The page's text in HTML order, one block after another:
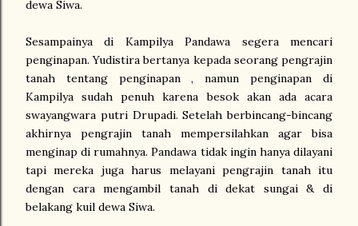
dewa Siwa.
Sesampainya di Kampilya Pandawa segera mencari
penginapan. Yudistira bertanya kepada seorang pengrajin
tanah tentang penginapan , namun penginapan di
Kampilya sudah penuh karena besok akan ada acara
swayangwara putri Drupadi. Setelah berbincang-bincang
akhirnya pengrajin tanah mempersilahkan agar bisa
menginap di rumahnya. Pandawa tidak ingin hanya dilayani
tapi mereka juga harus melayani pengrajin tanah itu
dengan cara mengambil tanah di dekat sungai & di
belakang kuil dewa Siwa.